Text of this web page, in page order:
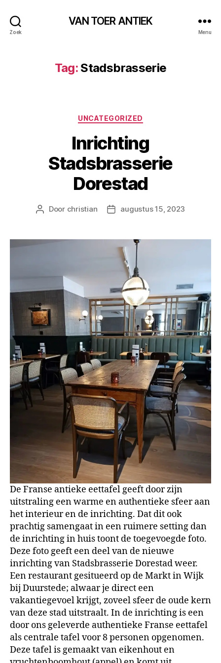
Zoek
VAN TOER ANTIEK
Menu
Tag: Stadsbrasserie
Categorieën
UNCATEGORIZED
Inrichting
Stadsbrasserie
Dorestad
Berichtauteur
Door christian Berichtdatum
augustus 15, 2023
De Franse antieke eettafel geeft door zijn
uitstraling een warme en authentieke sfeer aan
het interieur en de inrichting. Dat dit ook
prachtig samengaat in een ruimere setting dan
de inrichting in huis toont de toegevoegde foto.
Deze foto geeft een deel van de nieuwe
inrichting van Stadsbrasserie Dorestad weer.
Een restaurant gesitueerd op de Markt in Wijk
bij Duurstede; alwaar je direct een
vakantiegevoel krijgt, zoveel sfeer de oude kern
van deze stad uitstraalt. In de inrichting is een
door ons geleverde authentieke Franse eettafel
als centrale tafel voor 8 personen opgenomen.
Deze tafel is gemaakt van eikenhout en